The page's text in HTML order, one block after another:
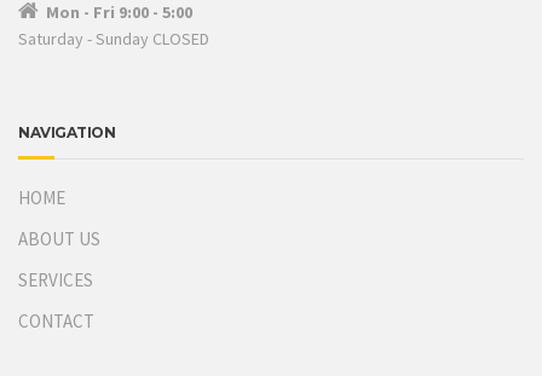
Mon - Fri 9:00 - 5:00
Saturday - Sunday CLOSED
NAVIGATION
HOME
ABOUT US
SERVICES
CONTACT